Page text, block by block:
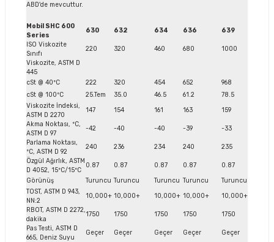
ABD'de mevcuttur.
Mobil SHC 600
Series
630 632 634 636
639
ISO Viskozite
Sınıfı
220 320 460 680
1000
Viskozite, ASTM D
445
cSt @ 40ºC
222 320 454 652
968
cSt @ 100ºC
25.Tem 35.0 46.5 61.2
78.5
Viskozite İndeksi,
ASTM D 2270
147 154 161 163
159
Akma Noktası, ºC,
ASTM D 97
-42 -40 -40 -39
-33
Parlama Noktası,
ºC, ASTM D 92
240 236 234 240
235
Özgül Ağırlık, ASTM
D 4052, 15ºC/15ºC
0.87 0.87 0.87 0.87
0.87
Görünüş
Turuncu Turuncu Turuncu Turuncu
Turuncu
TOST, ASTM D 943,
NN:2
10,000+ 10,000+ 10,000+ 10,000+
10,000+
RBOT, ASTM D 2272,
dakika
1750 1750 1750 1750
1750
Pas Testi, ASTM D
665, Deniz Suyu
Geçer Geçer Geçer Geçer
Geçer